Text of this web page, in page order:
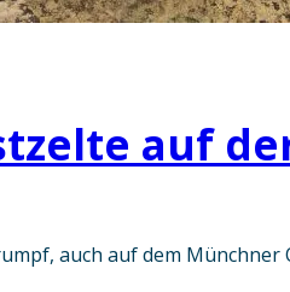
auf
auch auf dem